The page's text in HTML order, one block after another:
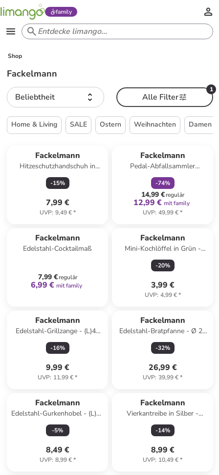
family
Shop
Fackelmann
Beliebtheit
1
Alle Filter
Home & Living SALE Ostern Weihnachten Damen
Fackelmann
Hitzeschutzhandschuh in
Schwarz - (L)48 cm
-15%
7,99 €
UVP: 9,49 €*
Fackelmann
Pedal-Abfallsammler
"London" in Schwarz - 6 l
-74%
14,99 €regulär
12,99 € mit family
UVP: 49,99 €*
Fackelmann
Edelstahl-Cocktailmaß
7,99 €regulär
6,99 € mit family
Fackelmann
Mini-Kochlöffel in Grün -
(H)21 cm
-20%
3,99 €
UVP: 4,99 €*
Fackelmann
Edelstahl-Grillzange - (L)46
cm
-16%
9,99 €
UVP: 11,99 €*
Fackelmann
Edelstahl-Bratpfanne - Ø 28
cm
-32%
26,99 €
UVP: 39,99 €*
Fackelmann
Edelstahl-Gurkenhobel - (L)29
x (B)11 cm
-5%
8,49 €
UVP: 8,99 €*
Fackelmann
Vierkantreibe in Silber -
(B)11,5 x (H)21,5 x (T)11,5 cm
-14%
8,99 €
UVP: 10,49 €*